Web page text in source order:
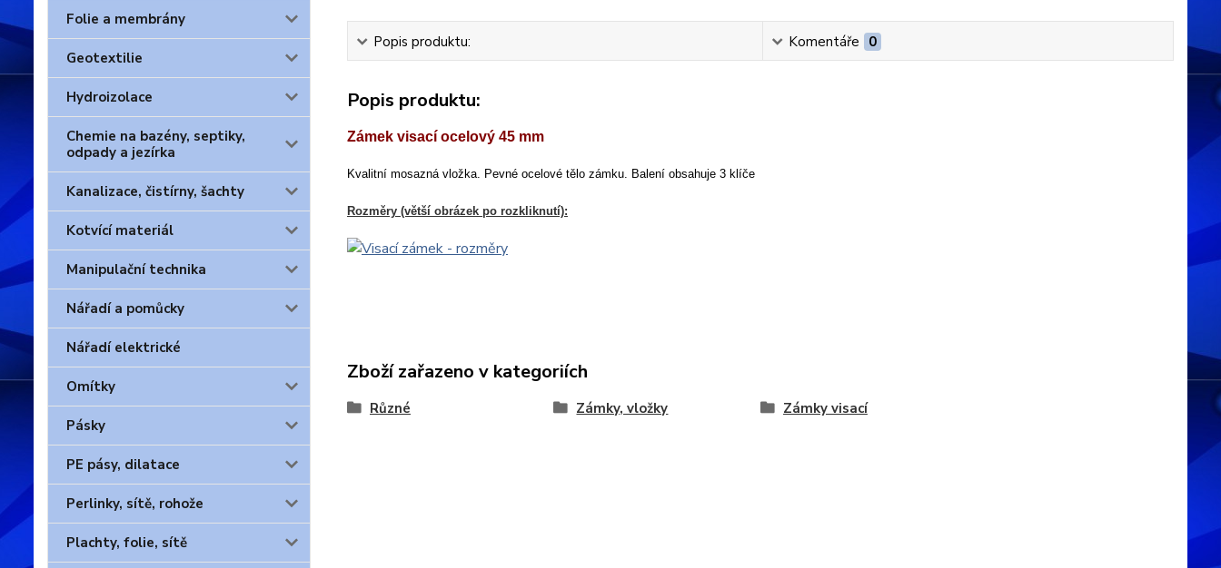
Folie a membrány
Geotextilie
Hydroizolace
Chemie na bazény, septiky,
odpady a jezírka
Kanalizace, čistírny, šachty
Kotvící materiál
Manipulační technika
Nářadí a pomůcky
Nářadí elektrické
Omítky
Pásky
PE pásy, dilatace
Perlinky, sítě, rohože
Plachty, folie, sítě
Popis produktu: Komentáře 0
Popis produktu:
Zámek visací ocelový 45 mm
Kvalitní mosazná vložka. Pevné ocelové tělo zámku. Balení obsahuje 3 klíče
Rozměry (větší obrázek po rozkliknutí):
Zboží zařazeno v kategoriích
Různé Zámky, vložky Zámky visací